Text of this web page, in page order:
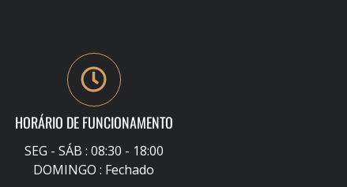
HORÁRIO DE FUNCIONAMENTO
SEG - SÁB : 08:30 - 18:00
DOMINGO : Fechado